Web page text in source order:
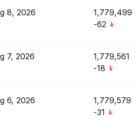
8, 2026
1,779,499
-62
7, 2026
1,779,561
-18
6, 2026
1,779,579
-31